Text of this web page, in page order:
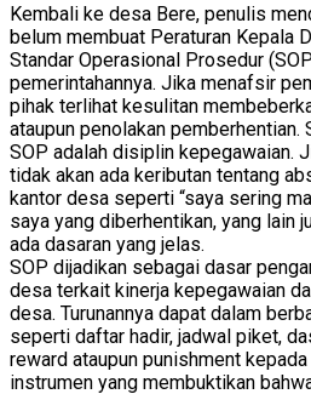
Kembali ke desa Bere, penulis
belum membuat Peraturan Kepala
Standar Operasional Prosedur
pemerintahannya. Jika menafsir
pihak terlihat kesulitan
ataupun penolakan pemberhentian.
SOP adalah disiplin kepegawaian.
tidak akan ada keributan tentang
kantor desa seperti “saya sering
saya yang diberhentikan, yang lain
ada dasaran yang jelas.
SOP dijadikan sebagai dasar
desa terkait kinerja kepegawaian
desa. Turunannya dapat dalam
seperti daftar hadir, jadwal piket,
reward ataupun punishment
instrumen yang membuktikan